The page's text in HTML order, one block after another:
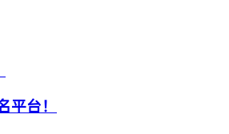
平台！